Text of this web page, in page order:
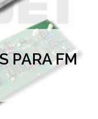
PARA FM